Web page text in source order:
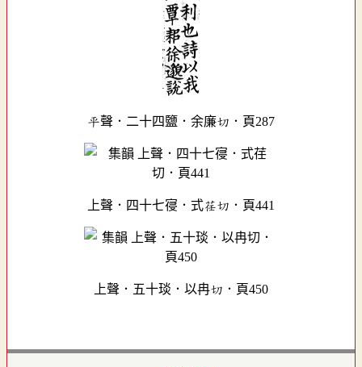
平聲．二十四鹽．余廉切．頁287
上聲．四十七寑．式荏切．頁441
上聲．五十琰．以冉切．頁450